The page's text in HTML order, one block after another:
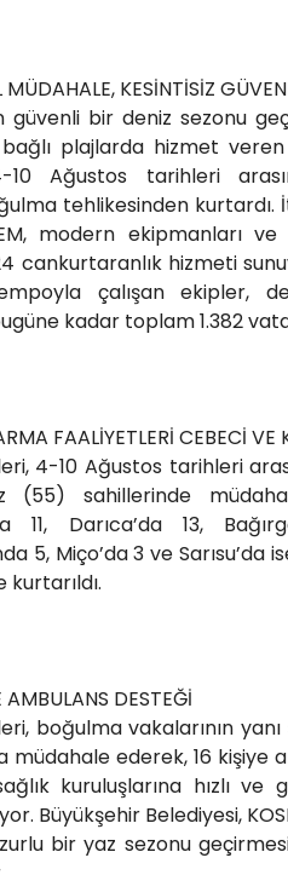
MÜDAHALE, KESİNTİSİZ
güvenli bir deniz sezonu
bağlı plajlarda hizmet
10 Ağustos tarihleri
tehlikesinden kurtardı.
modern ekipmanları
cankurtaranlık hizmeti
çalışan ekipler,
kadar toplam 1.382
FAALİYETLERİ CEBECİ VE
4-10 Ağustos tarihleri
(55) sahillerinde
11, Darıca’da 13,
5, Miço’da 3 ve
AMBULANS DESTEĞİ
boğulma vakalarının
müdahale ederek, 16 kişiye
kuruluşlarına hızlı ve
Büyükşehir Belediyesi,
bir yaz sezonu